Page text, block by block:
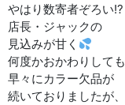
やはり数寄者ぞろい!?
店長・ジャックの
見込みが甘く
何度かおかわりしても
早々にカラー欠品が
続いておりましたが、